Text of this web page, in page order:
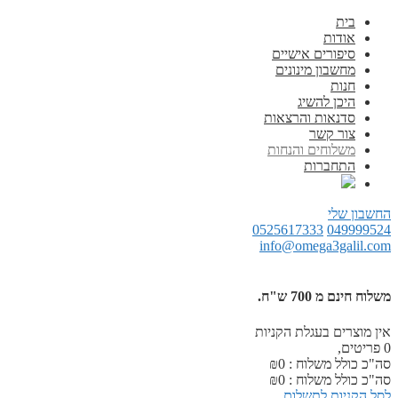
בית
אודות
סיפורים אישיים
מחשבון מינונים
חנות
היכן להשיג
סדנאות והרצאות
צור קשר
משלוחים והנחות
התחברות
החשבון שלי
049999524
0525617333
info@omega3galil.com
משלוח חינם מ 700 ש"ח.
אין מוצרים בעגלת הקניות
0 פריטים,
סה"כ כולל משלוח :
₪0
סה"כ כולל משלוח :
₪0